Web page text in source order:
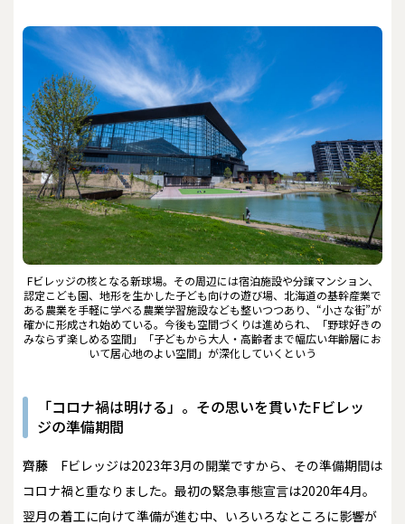
Fビレッジの核となる新球場。その周辺には宿泊施設や分譲マンション、
認定こども園、地形を生かした子ども向けの遊び場、北海道の基幹産業で
ある農業を手軽に学べる農業学習施設なども整いつつあり、“小さな街”が
確かに形成され始めている。今後も空間づくりは進められ、「野球好きの
みならず楽しめる空間」「子どもから大人・高齢者まで幅広い年齢層にお
いて居心地のよい空間」が深化していくという
「コロナ禍は明ける」。その思いを貫いたFビレッ
ジの準備期間
齊藤
Fビレッジは2023年3月の開業ですから、その準備期間は
コロナ禍と重なりました。最初の緊急事態宣言は2020年4月。
翌月の着工に向けて準備が進む中、いろいろなところに影響が